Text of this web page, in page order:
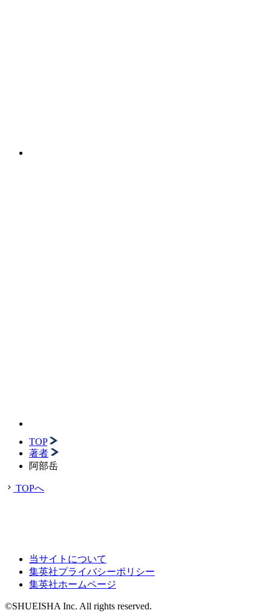
TOP
著者
阿部岳
TOPへ
当サイトについて
集英社プライバシーポリシー
集英社ホームページ
©SHUEISHA Inc. All rights reserved.